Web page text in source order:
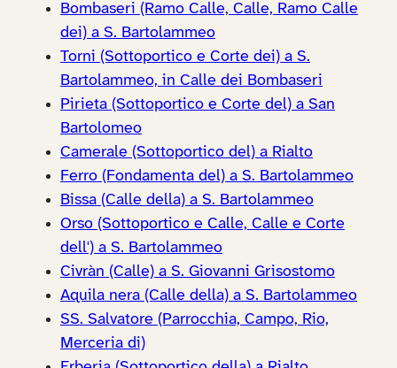
Bombaseri (Ramo Calle, Calle, Ramo Calle
dei) a S. Bartolammeo
Torni (Sottoportico e Corte dei) a S.
Bartolammeo, in Calle dei Bombaseri
Pirieta (Sottoportico e Corte del) a San
Bartolomeo
Camerale (Sottoportico del) a Rialto
Ferro (Fondamenta del) a S. Bartolammeo
Bissa (Calle della) a S. Bartolammeo
Orso (Sottoportico e Calle, Calle e Corte
dell') a S. Bartolammeo
Civràn (Calle) a S. Giovanni Grisostomo
Aquila nera (Calle della) a S. Bartolammeo
SS. Salvatore (Parrocchia, Campo, Rio,
Merceria di)